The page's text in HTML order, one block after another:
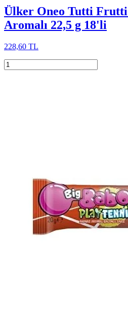
Ülker Oneo Tutti Frutti
Aromalı 22,5 g 18'li
228,60 TL